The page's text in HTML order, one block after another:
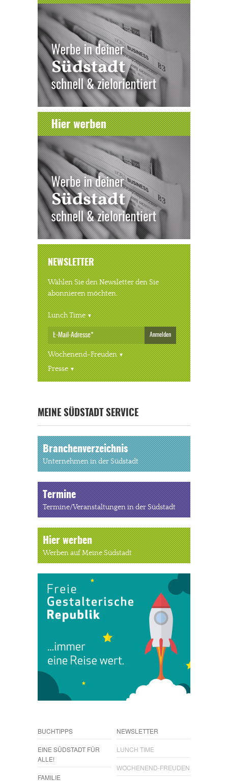
« ALLE VERANSTALTUNGEN
NEWSLETTER
Wählen Sie den Newsletter den Sie
abonnieren möchten.
Lunch Time
Anmelden
Wochenend-Freuden
Presse
MEINE SÜDSTADT SERVICE
Branchenverzeichnis
Unternehmen in der Südstadt
Termine
Termine/Veranstaltungen in der Südstadt
Hier werben
Werben auf Meine Südstadt
BUCHTIPPS
EINE SÜDSTADT FÜR
ALLE!
FAMILIE
NEWSLETTER
LUNCH TIME
WOCHENEND-FREUDEN